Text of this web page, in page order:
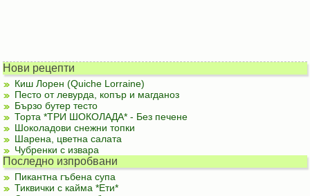
Нови рецепти
Киш Лорен (Quiche Lorraine)
Песто от левурда, копър и магданоз
Бързо бутер тесто
Торта *ТРИ ШОКОЛАДА* - Без печене
Шоколадови снежни топки
Шарена, цветна салата
Чубренки с извара
Последно изпробвани
Пикантна гъбена супа
Тиквички с кайма *Ети*